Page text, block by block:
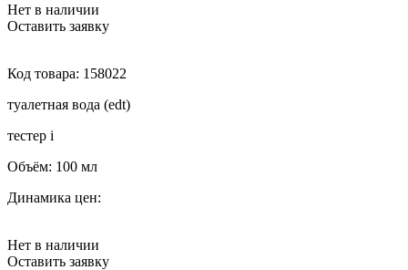
Нет в наличии
Оставить заявку
Код товара: 158022
туалетная вода (edt)
тестер i
Объём: 100 мл
Динамика цен:
Нет в наличии
Оставить заявку